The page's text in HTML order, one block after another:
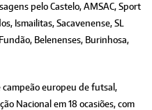
pelo Castelo, AMSAC, Sport
Ismailitas, Sacavenense, SL
Belenenses, Burinhosa,
campeão europeu de futsal,
Nacional em 18 ocasiões, com